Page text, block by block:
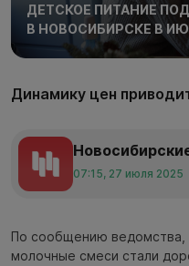
ДЕТСКОЕ ПИТАНИЕ
В НОВОСИБИРСКЕ В
Динамику цен
07:15, 27 июля 2025
По сообщению ведомства,
молочные смеси стали